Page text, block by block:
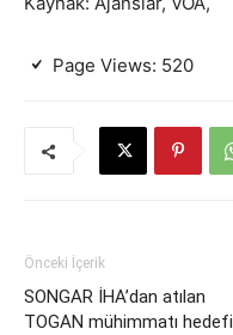
Page Views: 520
Önceki İçerik
SONGAR İHA’dan atılan
TOGAN mühimmatı hedefi